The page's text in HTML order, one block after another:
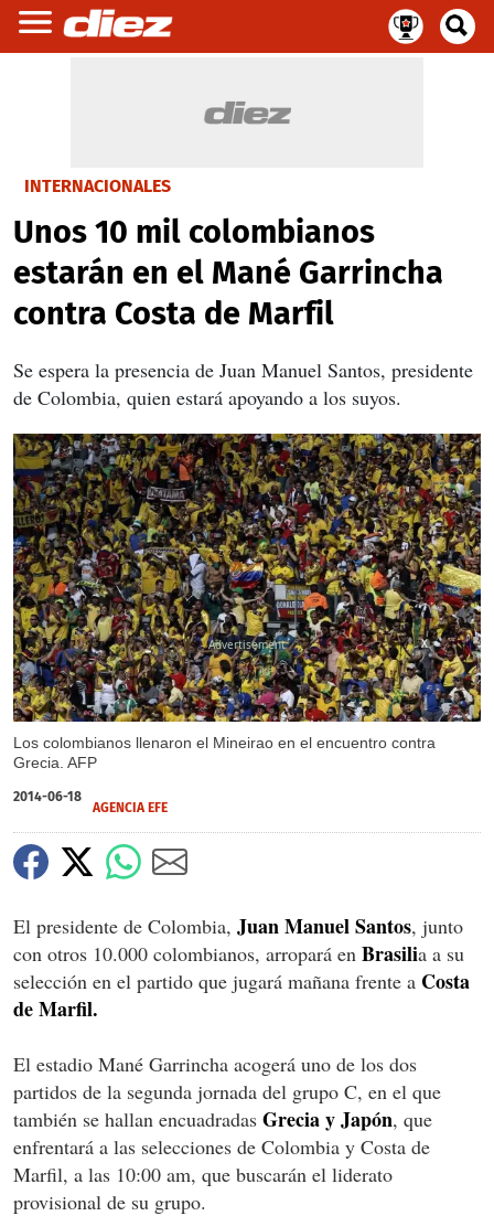
INTERNACIONALES
Unos 10 mil colombianos
estarán en el Mané Garrincha
contra Costa de Marfil
Se espera la presencia de Juan Manuel Santos, presidente
de Colombia, quien estará apoyando a los suyos.
Los colombianos llenaron el Mineirao en el encuentro contra
Grecia. AFP
X
2014-06-18
AGENCIA EFE
El presidente de Colombia, Juan Manuel Santos, junto
con otros 10.000 colombianos, arropará en Brasilia a su
selección en el partido que jugará mañana frente a Costa
de Marfil.
El estadio Mané Garrincha acogerá uno de los dos
partidos de la segunda jornada del grupo C, en el que
también se hallan encuadradas Grecia y Japón, que
enfrentará a las selecciones de Colombia y Costa de
Marfil, a las 10:00 am, que buscarán el liderato
provisional de su grupo.